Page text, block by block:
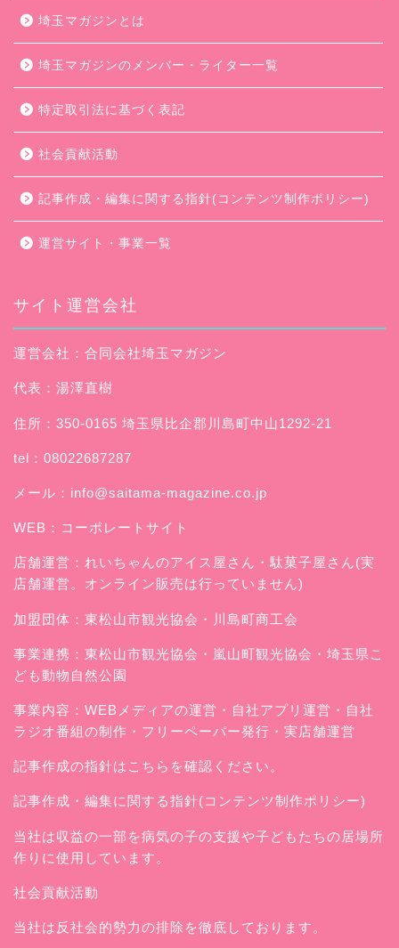
埼玉マガジンとは
埼玉マガジンのメンバー・ライター一覧
特定取引法に基づく表記
社会貢献活動
記事作成・編集に関する指針(コンテンツ制作ポリシー)
運営サイト・事業一覧
サイト運営会社
運営会社：合同会社埼玉マガジン
代表：湯澤直樹
住所：350-0165 埼玉県比企郡川島町中山1292-21
tel：08022687287
メール： info@saitama-magazine.co.jp
WEB： コーポレートサイト
店舗運営： れいちゃんのアイス屋さん ・駄菓子屋さん(実
店舗運営。オンライン販売は行っていません)
加盟団体：東松山市観光協会・川島町商工会
事業連携：東松山市観光協会・嵐山町観光協会・埼玉県こ
ども動物自然公園
事業内容：WEBメディアの運営・自社アプリ運営・自社
ラジオ番組の制作・フリーペーパー発行・実店舗運営
記事作成の指針はこちらを確認ください。
記事作成・編集に関する指針(コンテンツ制作ポリシー)
当社は収益の一部を病気の子の支援や子どもたちの居場所
作りに使用しています。
社会貢献活動
当社は反社会的勢力の排除を徹底しております。